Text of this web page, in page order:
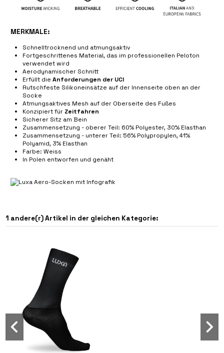
MERKMALE:
Schnelltrocknend und atmungsaktiv
Fortgeschrittenes Material, das im professionellen Peloton
verwendet wird
Aerodynamischer Schnitt
Erfüllt dieAnforderungen der UCI
Rutschfeste Silikoneinsätze auf der Innenseite oben an der
Socke
Atmungsaktives Mesh auf der Oberseite des Fußes
Konzipiert für Zeitfahren
Sicherer Sitz am Bein
Zusammensetzung - oberer Teil: 60% Polyester, 30% Elasthan
Zusammensetzung - unterer Teil: 56% Polypropylen, 41%
Polyamid, 3% Elasthan
Farbe: Weiss
In Polen entworfen und genäht
1 andere(r) Artikel in der gleichen Kategorie: